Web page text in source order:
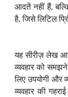
आदतें नहीं हैं,
है, जिसे लिटिल
यह सीरीज़ लेख
व्यवहार को
लिए उपयोगी और
व्यवहार की